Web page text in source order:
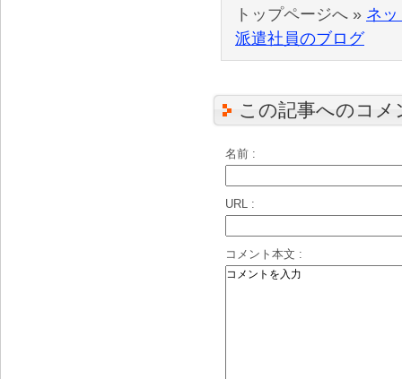
トップページへ » ネ
派遣社員のブログ
この記事へのコメ
名前 :
URL :
コメント本文 :